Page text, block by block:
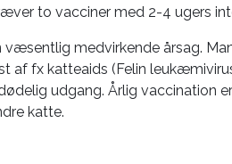
to vacciner med 2-4 ugers
medvirkende årsag.
af fx katteaids (Felin
udgang. Årlig vaccination
katte.